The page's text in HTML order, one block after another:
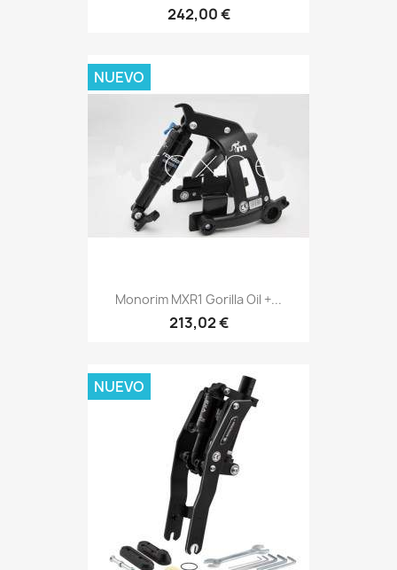
242,00 €
Monorim MXR1 Gorilla Oil +...
213,02 €
NUEVO
NUEVO